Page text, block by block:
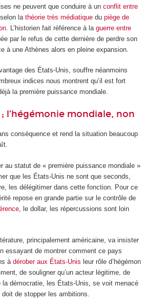
ne peuvent que conduire à un conflit entre
la théorie très médiatiquedu piège de
. L’historien fait référence à la guerre entre
par le refus de cette dernière de perdre son
à une Athènes alors en pleine expansion.
des États-Unis, souffre néanmoins
indices nous montrent qu’il est fort
la première puissance mondiale.
l’hégémonie mondiale, non
conséquence et rend la situation beaucoup
au statut de « première puissance mondiale »
que les États-Unis ne sont que seconds,
les délégitimer dans cette fonction. Pour ce
repose en grande partie sur le contrôle de
, le dollar, les répercussions sont loin
principalement américaine, va insister
essayant de montrer comment ce pays
à dérober aux États-Unis leur rôle d’hégémon
de souligner qu’un acteur légitime, de
la démocratie, les États-Unis, se voit menacé
de stopper les ambitions.